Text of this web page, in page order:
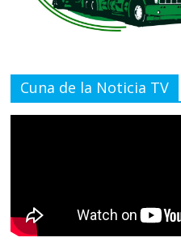
Cuna de la Noticia TV